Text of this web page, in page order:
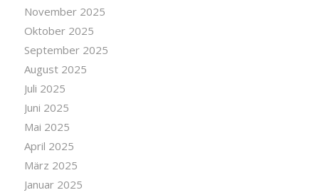
November 2025
Oktober 2025
September 2025
August 2025
Juli 2025
Juni 2025
Mai 2025
April 2025
März 2025
Januar 2025